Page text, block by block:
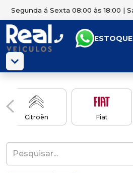
Segunda á Sexta 08:00 às 18:00 |
ESTOQUE
Citroën Fiat